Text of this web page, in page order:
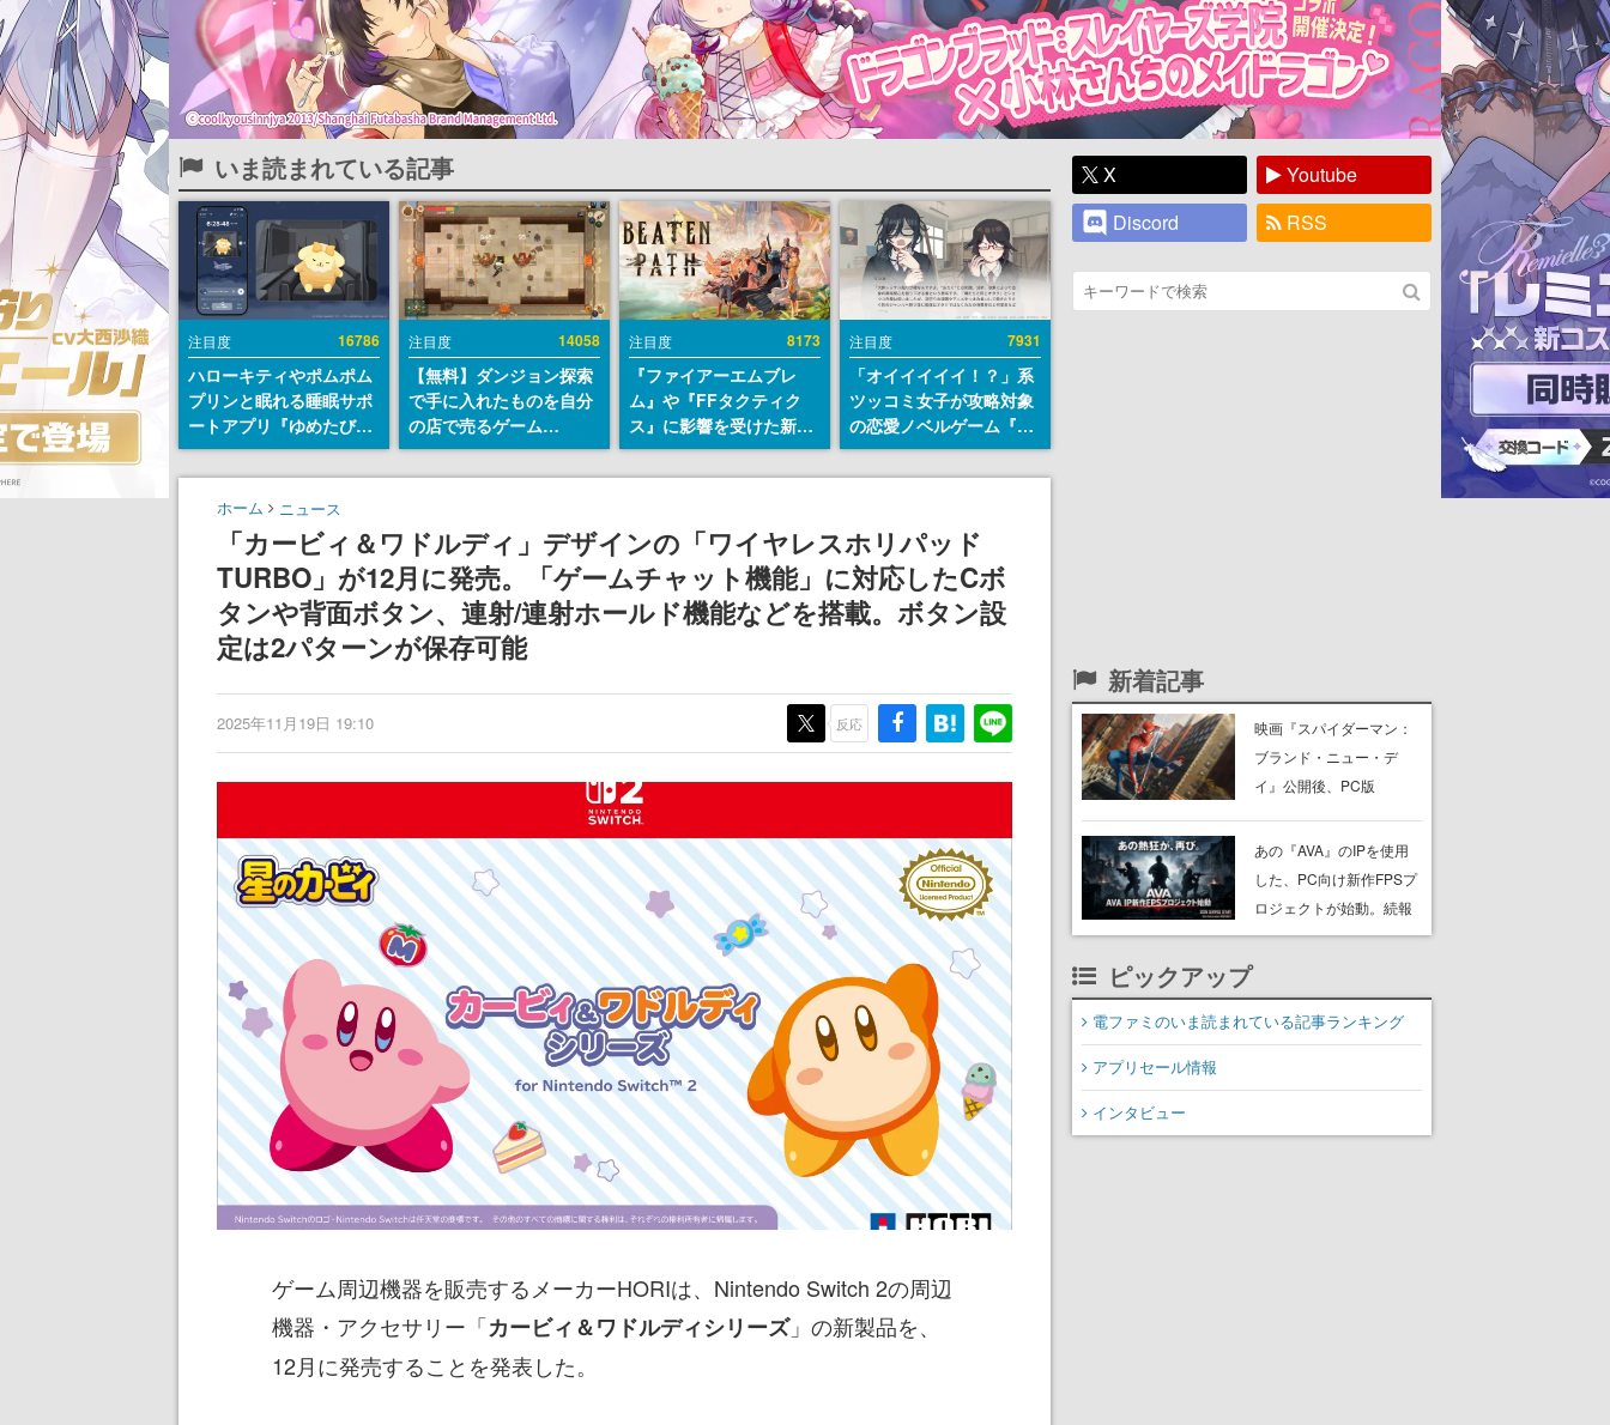
いま読まれている記事
注目度 16786
ハローキティやポムポム
プリンと眠れる睡眠サポ
ートアプリ『ゆめたび』
が配信中。キャラごとの
ASMRや目覚ましアラー
ムも搭載
注目度 14058
【無料】ダンジョン探索
で手に入れたものを自分
の店で売るゲーム
『Moonlighter』が
Steamにて無料配布中！
の9月2日正式リリースを
記念したキャンペーン
注目度 8173
『ファイアーエムブレ
ム』や『FFタクティク
ス』に影響を受けた新作
戦略RPG『Beaten
Path』2027年に発売
PS5、Xbox、Switch向
けにリリース予定
注目度 7931
「オイイイイイ！？」系
ツッコミ女子が攻略対象
の恋愛ノベルゲーム『美
術部カノジョ』Steamス
トアページが公開。「お
ー？＾＾」暗黒微笑の夢
女子や、萌え声不思議ち
ゃん女子と青春を謳歌
ホーム ニュース
「カービィ＆ワドルディ」デザインの「ワイヤレスホリパッド
TURBO」が12月に発売。「ゲームチャット機能」に対応したCボ
タンや背面ボタン、連射/連射ホールド機能などを搭載。ボタン設
定は2パターンが保存可能
2025年11月19日 19:10 反応
ゲーム周辺機器を販売するメーカーHORIは、Nintendo Switch 2の周辺
機器・アクセサリー「カービィ＆ワドルディシリーズ」の新製品を、
12月に発売することを発表した。
X
Youtube
Discord
RSS
新着記事
映画『スパイダーマン：
ブランド・ニュー・デ
イ』公開後、PC版
シリーズの同接数が増
加。1週間で「3703人→1
万7606人」に上昇
あの『AVA』のIPを使用
した、PC向け新作FPSプ
ロジェクトが始動。続報
は8月12日にティザーサ
ピックアップ
電ファミのいま読まれている記事ランキング
アプリセール情報
インタビュー